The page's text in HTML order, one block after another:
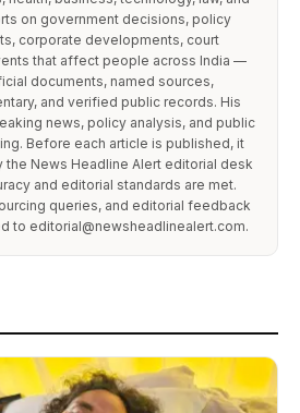
on government decisions, policy
corporate developments, court
that affect people across India —
documents, named sources,
and verified public records. His
news, policy analysis, and public
Before each article is published, it
the News Headline Alert editorial desk
and editorial standards are met.
queries, and editorial feedback
to editorial@newsheadlinealert.com.